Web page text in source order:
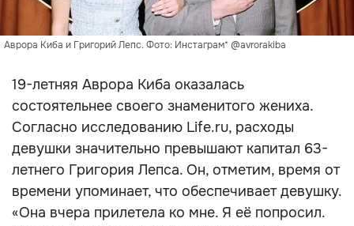
Аврора Киба и Григорий Лепс. Фото: Инстаграм* @avrorakiba
19-летняя Аврора Киба оказалась
состоятельнее своего знаменитого жениха.
Согласно исследованию Life.ru, расходы
девушки значительно превышают капитал 63-
летнего Григория Лепса. Он, отметим, время от
времени упоминает, что обеспечивает девушку.
«Она вчера прилетела ко мне. Я её попросил.